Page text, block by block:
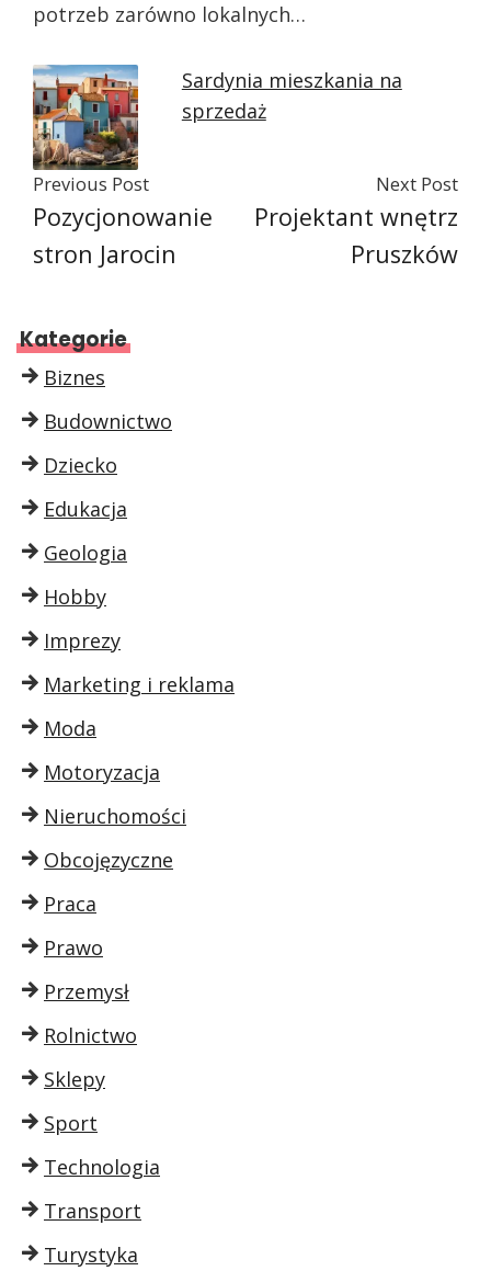
potrzeb zarówno lokalnych…
Sardynia mieszkania na
sprzedaż
Previous Post
Pozycjonowanie
stron Jarocin
Next Post
Projektant wnętrz
Pruszków
Kategorie
Biznes
Budownictwo
Dziecko
Edukacja
Geologia
Hobby
Imprezy
Marketing i reklama
Moda
Motoryzacja
Nieruchomości
Obcojęzyczne
Praca
Prawo
Przemysł
Rolnictwo
Sklepy
Sport
Technologia
Transport
Turystyka